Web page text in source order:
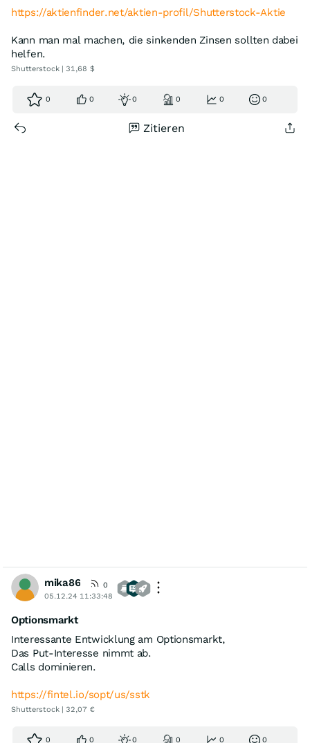
https://aktienfinder.net/aktien-profil/Shutterstock-Aktie
Kann man mal machen, die sinkenden Zinsen sollten dabei
helfen.
Shutterstock | 31,68 $
0 0 0 0 0 0
Zitieren
mika86
0
05.12.24 11:33:48
Optionsmarkt
Interessante Entwicklung am Optionsmarkt,
Das Put-Interesse nimmt ab.
Calls dominieren.
https://fintel.io/sopt/us/sstk
Shutterstock | 32,07 €
0 0 0 0 0 0